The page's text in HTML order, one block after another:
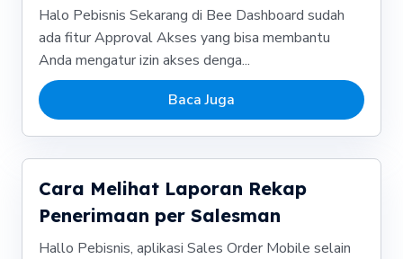
Halo Pebisnis Sekarang di Bee Dashboard sudah
ada fitur Approval Akses yang bisa membantu
Anda mengatur izin akses denga...
Baca Juga
Cara Melihat Laporan Rekap
Penerimaan per Salesman
Hallo Pebisnis, aplikasi Sales Order Mobile selain